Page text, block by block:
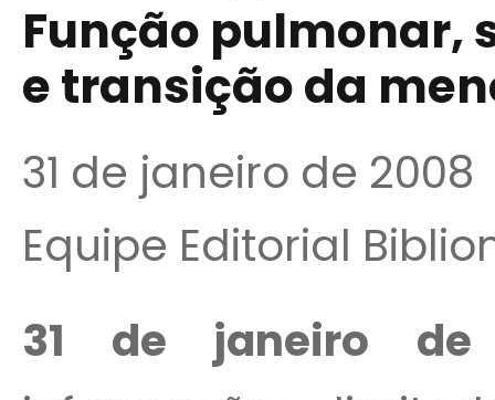
Função pulmonar,
e transição da
31 de janeiro de 2008
Equipe Editorial
31 de janeiro de